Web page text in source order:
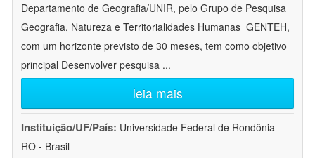
Departamento de Geografia/UNIR, pelo Grupo de Pesquisa
Geografia, Natureza e Territorialidades Humanas  GENTEH,
com um horizonte previsto de 30 meses, tem como objetivo
principal Desenvolver pesquisa ...
leia mais
Instituição/UF/País: Universidade Federal de Rondônia -
RO - Brasil